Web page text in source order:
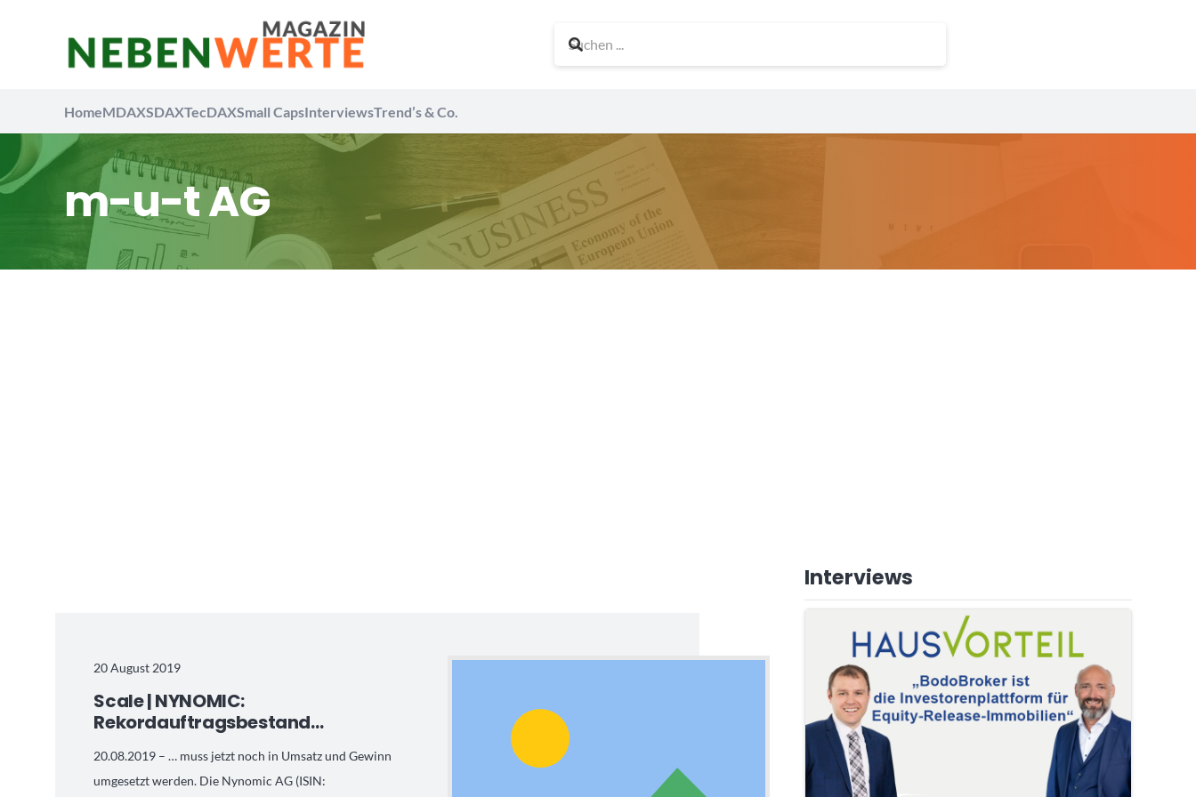
HomeMDAXSDAXTecDAXSmall CapsInterviewsTrend’s & Co.
m-u-t AG
20 August 2019
Scale | NYNOMIC:
Rekordauftragsbestand…
20.08.2019 – … muss jetzt noch in Umsatz und Gewinn
umgesetzt werden. Die Nynomic AG (ISIN:
Interviews